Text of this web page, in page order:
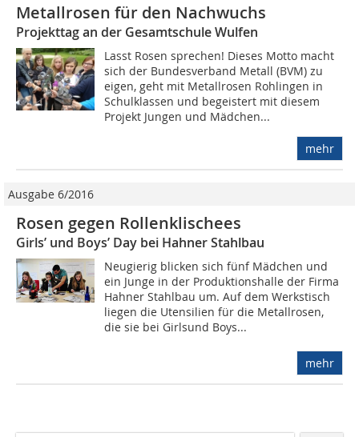
Metallrosen für den Nachwuchs
Projekttag an der Gesamtschule Wulfen
Lasst Rosen sprechen! Dieses Motto macht
sich der Bundesverband Metall (BVM) zu
eigen, geht mit Metallrosen Rohlingen in
Schulklassen und begeistert mit diesem
Projekt Jungen und Mädchen...
mehr
Ausgabe 6/2016
Rosen gegen Rollenklischees
Girls’ und Boys’ Day bei Hahner Stahlbau
Neugierig blicken sich fünf Mädchen und
ein Junge in der Produktionshalle der Firma
Hahner Stahlbau um. Auf dem Werkstisch
liegen die Utensilien für die Metallrosen,
die sie bei Girlsund Boys...
mehr